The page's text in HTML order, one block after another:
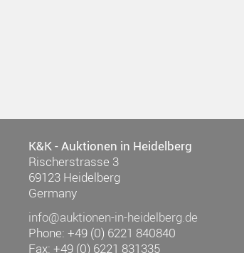
K&K - Auktionen in Heidelberg
Rischerstrasse 3
69123 Heidelberg
Germany
info@auktionen-in-heidelberg.de
Phone: +49 (0) 6221 840840
Fax: +49 (0) 6221 831335